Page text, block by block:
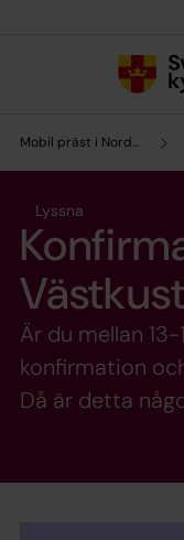
Mobil präst i Nordamerika
Lyssna
Är du mellan
konfirmation
Då är detta